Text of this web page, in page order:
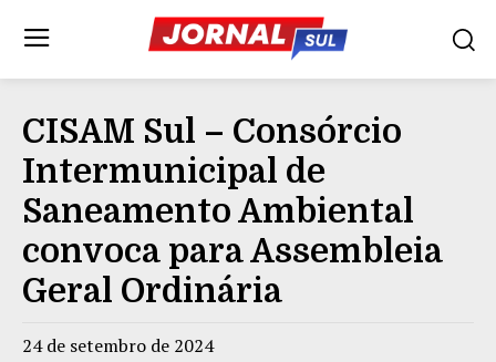
CISAM Sul – Consórcio
Intermunicipal de
Saneamento Ambiental
convoca para Assembleia
Geral Ordinária
24 de setembro de 2024